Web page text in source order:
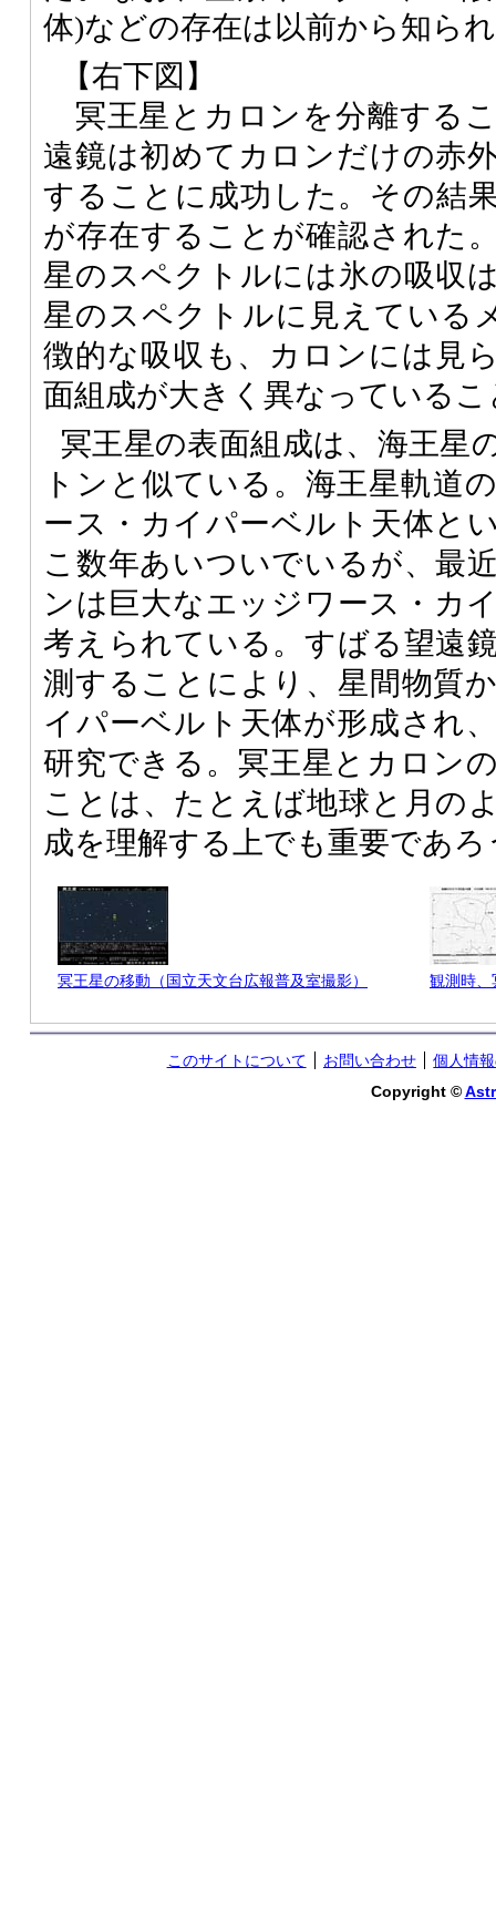
体)などの存在は以前から知ら
【右下図】
冥王星とカロンを分離する
遠鏡は初めてカロンだけの赤
することに成功した。その結
が存在することが確認された
星のスペクトルには氷の吸収
星のスペクトルに見えている
徴的な吸収も、カロンには見
面組成が大きく異なっている
冥王星の表面組成は、海王星
トンと似ている。海王星軌道
ース・カイパーベルト天体と
こ数年あいついでいるが、最
ンは巨大なエッジワース・カ
考えられている。すばる望遠
測することにより、星間物質
イパーベルト天体が形成され
研究できる。冥王星とカロン
ことは、たとえば地球と月の
成を理解する上でも重要であろ
冥王星の移動（国立天文台広報普及室撮影） 観測時、
このサイトについて お問い合わせ
個人情
Copyright ©